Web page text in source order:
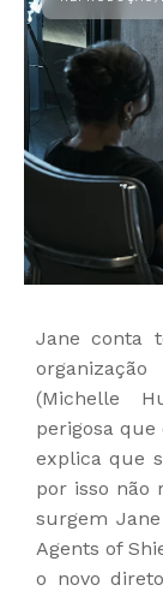
Jane conta
(Michelle
perigosa que
explica que
por isso não
surgem
Agents of
o novo